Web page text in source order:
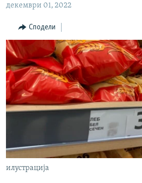
наПРИЈАВИ СЕ ЗА ЊУЗЛЕТЕР
ПОДКАСТ ЗОШТО?
СЛЕДЕТЕ НЕ
РСЕ веб страници
декември 01, 2022
Сподели
илустрација